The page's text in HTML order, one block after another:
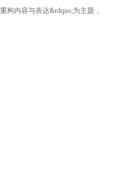
重构内容与表达&rdquo;为主题，